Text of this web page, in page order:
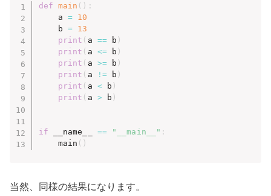
def main ( ) :
    a
= 10
    b
= 13
print ( a == b )
print ( a <= b )
print ( a >= b )
print ( a != b )
print ( a < b )
print ( a > b )
if __name__ == "__main__" :
    main
( )
当然、同様の結果になります。